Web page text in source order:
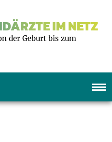
IM NETZ
der Geburt bis zum